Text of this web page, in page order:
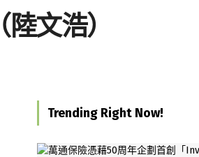
文浩）
Trending Right Now!